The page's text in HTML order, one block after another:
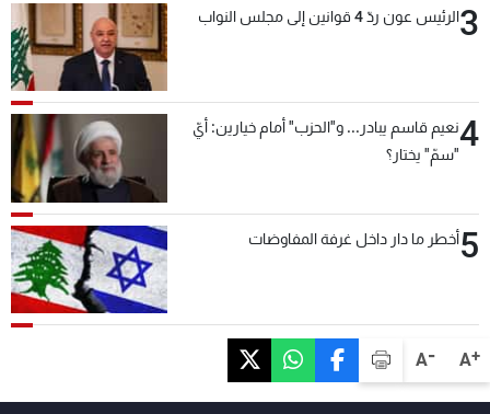
A+
A-
3الرئيس عون ردّ 4 قوانين إلى مجلس النواب
4نعيم قاسم يبادر... و"الحزب" أمام خيارين: أيّ
"سمّ" يختار؟
5أخطر ما دار داخل غرفة المفاوضات